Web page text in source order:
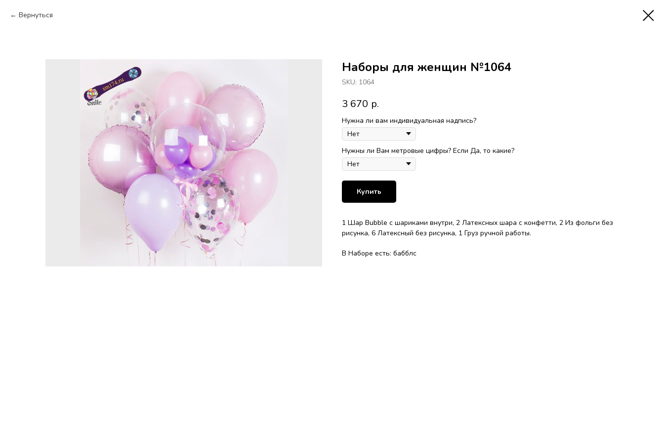
Вернуться
Наборы для женщин №1064
SKU: 1064
3 670 р.
Нужна ли вам индивидуальная надпись?
Нужны ли Вам метровые цифры? Если Да, то какие?
Купить
1 Шар Bubble с шариками внутри, 2 Латексных шара с конфетти, 2 Из фольги без
рисунка, 6 Латексный без рисунка, 1 Груз ручной работы.
В Наборе есть: бабблс